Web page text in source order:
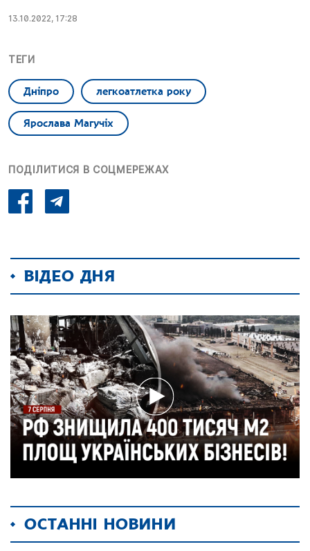
13.10.2022, 17:28
ТЕГИ
Дніпро легкоатлетка року
Ярослава Магучіх
ПОДІЛИТИСЯ В СОЦМЕРЕЖАХ
ВІДЕО ДНЯ
ОСТАННІ НОВИНИ